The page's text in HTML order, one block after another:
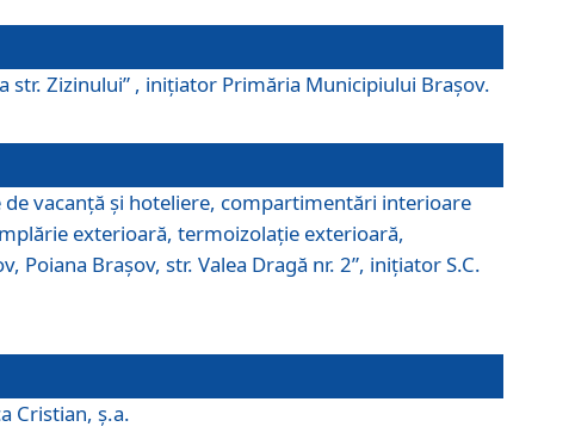
str. Zizinului” , iniţiator Primăria Municipiului Braşov.
de vacanţă şi hoteliere, compartimentări interioare
exterioară, termoizolaţie exterioară,
Braşov, str. Valea Dragă nr. 2”, iniţiator S.C.
Cristian, ş.a.